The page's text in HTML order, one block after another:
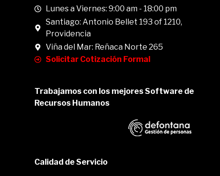
Lunes a Viernes: 9:00 am - 18:00 pm
Santiago: Antonio Bellet 193 of 1210,
Providencia
Viña del Mar: Reñaca Norte 265
Solicitar Cotización Formal
Trabajamos con los mejores Software de
Recursos Humanos
Calidad de Servicio